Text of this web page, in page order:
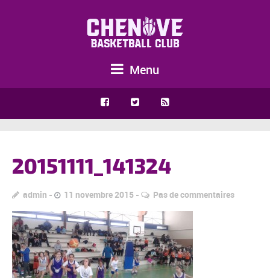
Menu
20151111_141324
admin 11 novembre 2015 Pas de commentaires